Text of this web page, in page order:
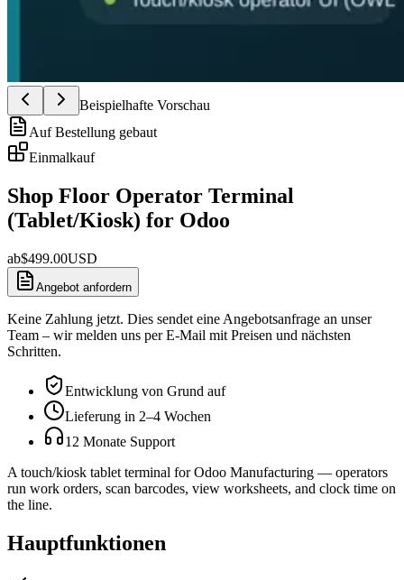
Beispielhafte Vorschau
Auf Bestellung gebaut
Einmalkauf
Shop Floor Operator Terminal
(Tablet/Kiosk) for Odoo
ab$499.00USD
Angebot anfordern
Keine Zahlung jetzt. Dies sendet eine Angebotsanfrage an unser
Team – wir melden uns per E-Mail mit Preisen und nächsten
Schritten.
Entwicklung von Grund auf
Lieferung in 2–4 Wochen
12 Monate Support
A touch/kiosk tablet terminal for Odoo Manufacturing — operators
run work orders, scan barcodes, view worksheets, and clock time on
the line.
Hauptfunktionen